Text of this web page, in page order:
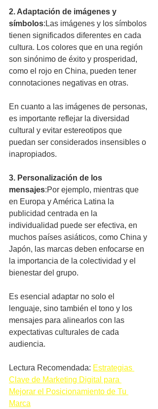
2. Adaptación de imágenes y
símbolos:Las imágenes y los símbolos
tienen significados diferentes en cada
cultura. Los colores que en una región
son sinónimo de éxito y prosperidad,
como el rojo en China, pueden tener
connotaciones negativas en otras.
En cuanto a las imágenes de personas,
es importante reflejar la diversidad
cultural y evitar estereotipos que
puedan ser considerados insensibles o
inapropiados.
3. Personalización de los
mensajes:Por ejemplo, mientras que
en Europa y América Latina la
publicidad centrada en la
individualidad puede ser efectiva, en
muchos países asiáticos, como China y
Japón, las marcas deben enfocarse en
la importancia de la colectividad y el
bienestar del grupo.
Es esencial adaptar no solo el
lenguaje, sino también el tono y los
mensajes para alinearlos con las
expectativas culturales de cada
audiencia.
Lectura Recomendada: Estrategias
Clave de Marketing Digital para
Mejorar el Posicionamiento de Tu
Marca